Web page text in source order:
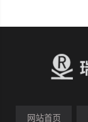
网站首页